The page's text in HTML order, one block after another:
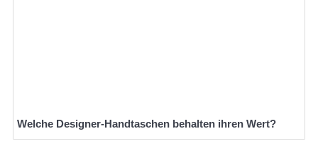
Welche Designer-Handtaschen behalten ihren Wert?